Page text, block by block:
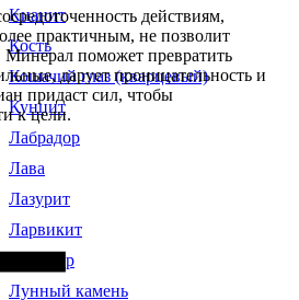
Кианит
Кость
Кошачий глаз (кварцевый)
Кунцит
Лабрадор
Лава
Лазурит
Ларвикит
Ларимар
Лунный камень
действиям,
практичным, не позволит
Минерал поможет превратить
дарует проницательность и
придаст сил, чтобы
к цели.